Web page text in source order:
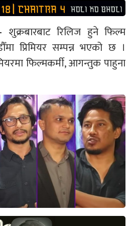
शुक्रबारबाट रिलिज हुने फिल्म
प्रिमियर सम्पन्न भएको छ ।
फिल्मकर्मी, आगन्तुक पाहुना